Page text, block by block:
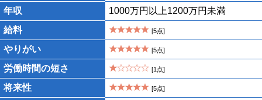
年収
1000万円以上1200万円未満
給料
[5点]
やりがい [5点]
労働時間の短さ [1点]
将来性 [5点]